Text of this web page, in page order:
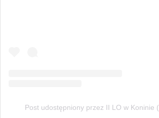
Post udostępniony przez II LO w Koninie